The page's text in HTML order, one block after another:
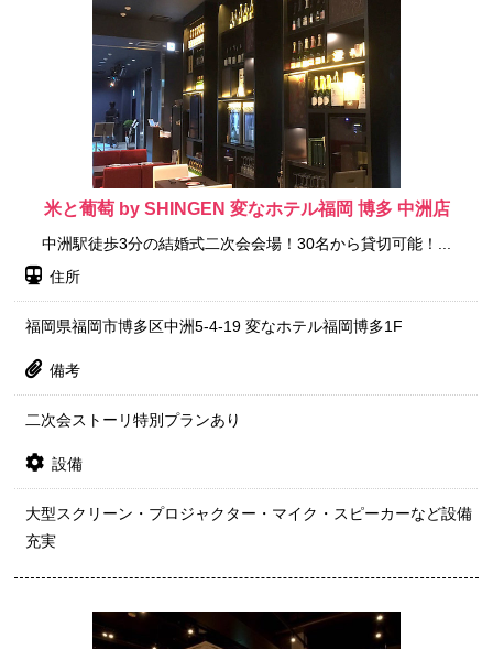
米と葡萄 by SHINGEN 変なホテル福岡 博多 中洲店
中洲駅徒歩3分の結婚式二次会会場！30名から貸切可能！...
住所
福岡県福岡市博多区中洲5-4-19 変なホテル福岡博多1F
備考
二次会ストーリ特別プランあり
設備
大型スクリーン・プロジャクター・マイク・スピーカーなど設備
充実